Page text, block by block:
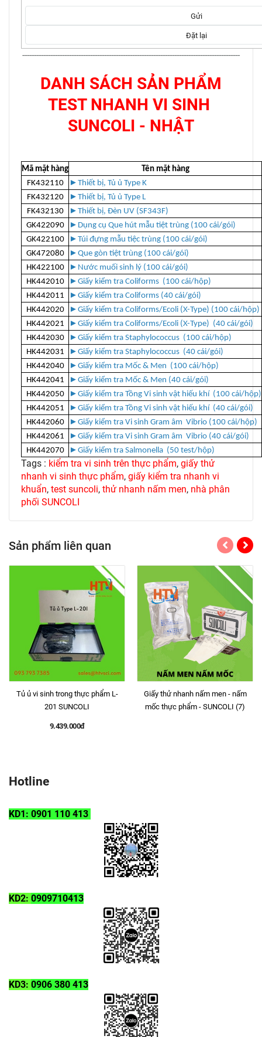
---------------------------------------------------------------------------------------------
DANH SÁCH SẢN PHẨM
TEST NHANH VI SINH
SUNCOLI - NHẬT
Mã mặt hàng
Tên mặt hàng
FK432110
► Thiết bị, Tủ ủ Type K
FK432120
► Thiết bị, Tủ ủ Type L
FK432130
► Thiết bị, Đèn UV (SF343F)
GK422090
► Dụng cụ Que hút mẫu tiệt trùng (100 cái/gói)
GK422100
► Túi đựng mẫu tiệc trùng (100 cái/gói)
GK472080
► Que gòn tiệt trùng (100 cái/gói)
HK422100
► Nước muối sinh lý (100 cái/gói)
HK442010
► Giấy kiểm tra Coliforms (100 cái/hộp)
HK442011
► Giấy kiểm tra Coliforms (40 cái/gói)
HK442020
► Giấy kiểm tra Coliforms/Ecoli (X-Type) (100 cái/hộp)
HK442021
► Giấy kiểm tra Coliforms/Ecoli (X-Type) (40 cái/gói)
HK442030
► Giấy kiểm tra Staphylococcus (100 cái/hộp)
HK442031
► Giấy kiểm tra Staphylococcus (40 cái/gói)
HK442040
► Giấy kiểm tra Mốc & Men (100 cái/hộp)
HK442041
► Giấy kiểm tra Mốc & Men (40 cái/gói)
HK442050
► Giấy kiểm tra Tồng Vi sinh vật hiếu khí (100 cái/hộp)
HK442051
► Giấy kiểm tra Tồng Vi sinh vật hiếu khí (40 cái/gói)
HK442060
► Giấy kiểm tra Vi sinh Gram âm Vibrio (100 cái/hộp)
HK442061
► Giấy kiểm tra Vi sinh Gram âm Vibrio (40 cái/gói)
HK442070
► Giấy kiểm tra Salmonella (50 test/hộp)
Tags : kiểm tra vi sinh trên thực phẩm, giấy thử
nhanh vi sinh thực phẩm, giấy kiểm tra nhanh vi
khuẩn, test suncoli, thử nhanh nấm men, nhà phân
phối SUNCOLI
Sản phẩm liên quan
Tủ ủ vi sinh trong thực phẩm L-
201 SUNCOLI
9.439.000đ
Giấy thử nhanh nấm men - nấm
mốc thực phẩm - SUNCOLI (7)
Hotline
KD1: 0901 110 413
KD2: 0909710413
KD3: 0906 380 413